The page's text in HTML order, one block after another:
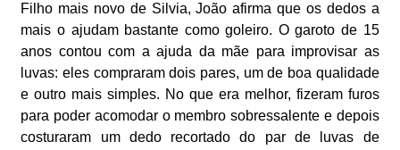
Filho mais novo de Silvia, João afirma que os dedos a
mais o ajudam bastante como goleiro. O garoto de 15
anos contou com a ajuda da mãe para improvisar as
luvas: eles compraram dois pares, um de boa qualidade
e outro mais simples. No que era melhor, fizeram furos
para poder acomodar o membro sobressalente e depois
costuraram um dedo recortado do par de luvas de